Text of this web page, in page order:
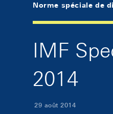
Norme spéciale de
IMF
2014
29 août 2014